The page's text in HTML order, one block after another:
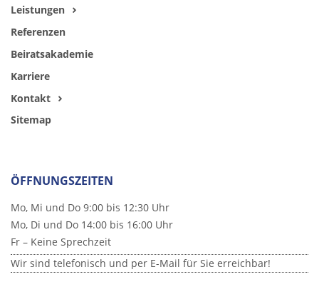
Leistungen
Referenzen
Beiratsakademie
Karriere
Kontakt
Sitemap
ÖFFNUNGSZEITEN
Mo, Mi und Do 9:00 bis 12:30 Uhr
Mo, Di und Do 14:00 bis 16:00 Uhr
Fr – Keine Sprechzeit
Wir sind telefonisch und per E-Mail für Sie erreichbar!